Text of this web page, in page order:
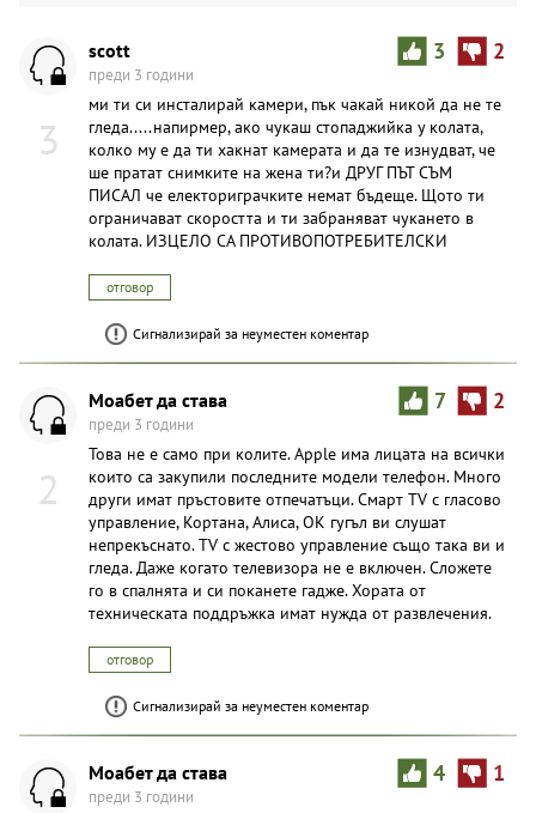
3
3 2
scott
преди 3 години
ми ти си инсталирай камери, пък чакай никой да не те
гледа.....напирмер, ако чукаш стопаджийка у колата,
колко му е да ти хакнат камерата и да те изнудват, че
ше пратат снимките на жена ти?и ДРУГ ПЪТ СЪМ
ПИСАЛ че електориграчките немат бъдеще. Щото ти
ограничават скоростта и ти забраняват чукането в
колата. ИЗЦЕЛО СА ПРОТИВОПОТРЕБИТЕЛСКИ
отговор
Сигнализирай за неуместен коментар
2
7 2
Моабет да става
преди 3 години
Това не е само при колите. Apple има лицата на всички
които са закупили последните модели телефон. Много
други имат пръстовите отпечатъци. Смарт TV с гласово
управление, Кортана, Алиса, ОК гугъл ви слушат
непрекъснато. TV с жестово управление също така ви и
гледа. Даже когато телевизора не е включен. Сложете
го в спалнята и си поканете гадже. Хората от
техническата поддръжка имат нужда от развлечения.
отговор
Сигнализирай за неуместен коментар
4 1
Моабет да става
преди 3 години